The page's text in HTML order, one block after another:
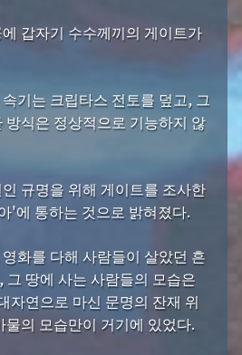
갑자기 수수께끼의 게이트가
기는 크립타스 전토를 덮고, 그
방식은 정상적으로 기능하지 않
규명을 위해 게이트를 조사한
'에 통하는 것으로 밝혀졌다.
화를 다해 사람들이 살았던 흔
땅에 사는 사람들의 모습은
자연으로 마신 문명의 잔재 위
의 모습만이 거기에 있었다.